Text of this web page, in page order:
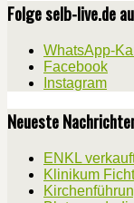
Folge selb-live.de
WhatsApp-
Facebook
Instagram
Neueste
ENKL
Klinikum